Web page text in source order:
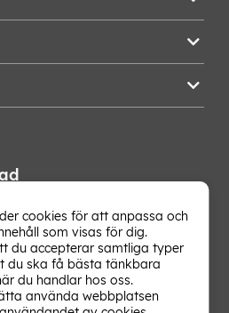
hetaste erbjudandena och
i din mejlkorg. Signa upp på
cookies för att anpassa och
som visas för dig.
du accepterar samtliga typer
du ska få bästa tänkbara
du handlar hos oss.
använda webbplatsen